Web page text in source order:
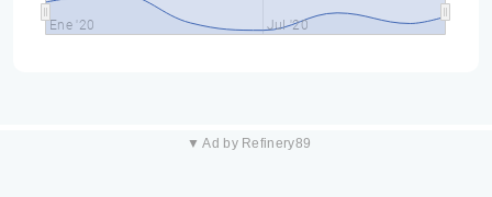
Ene '20 Jul '20
▼ Ad by Refinery89